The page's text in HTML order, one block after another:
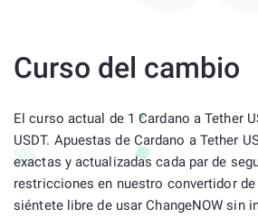
Curso del cambio
El curso actual de 1 Cardano a Tether
USDT. Apuestas de Cardano a Tether
exactas y actualizadas cada par de
restricciones en nuestro convertidor de
siéntete libre de usar ChangeNOW sin